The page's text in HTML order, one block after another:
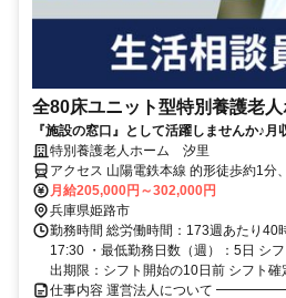
全80床ユニット型特別養護老
『施設の窓口』として活躍しませんか♪
｜インセンティブあり｜車通勤OK
特別養護老人ホーム 汐里
アクセス 山陽電鉄本線 的形徒歩約1分
約19分、山陽電鉄本線 八家徒歩約28分
線「的形」駅より徒歩5分
月給205,000円～302,000円
兵庫県姫路市
勤務時間 総労働時間：173週あたり40
17:30 ・最低勤務日数（週）：5日 シ
出期限：シフト開始の10日前 シフト確
仕事内容 運営法人について